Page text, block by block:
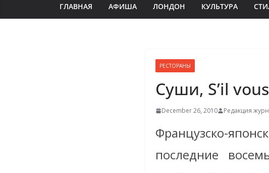
ГЛАВНАЯ АФИША ЛОНДОН КУЛЬТУРА
РЕСТОРАНЫ
Суши, S’il
December 26, 2010 Редакция
Французско-
последние